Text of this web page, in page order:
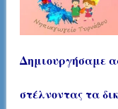
Δημιουργήσαμε
στέλνοντας τα